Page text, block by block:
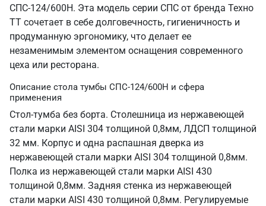
СПС-124/600Н. Эта модель серии СПС от бренда Техно
ТТ сочетает в себе долговечность, гигиеничность и
продуманную эргономику, что делает ее
незаменимым элементом оснащения современного
цеха или ресторана.
Описание стола тумбы СПС-124/600Н и сфера
применения
Стол-тумба без борта. Столешница из нержавеющей
стали марки AISI 304 толщиной 0,8мм, ЛДСП толщиной
32 мм. Корпус и одна распашная дверка из
нержавеющей стали марки AISI 304 толщиной 0,8мм.
Полка из нержавеющей стали марки AISI 430
толщиной 0,8мм. Задняя стенка из нержавеющей
стали марки AISI 430 толщиной 0,8мм. Регулируемые